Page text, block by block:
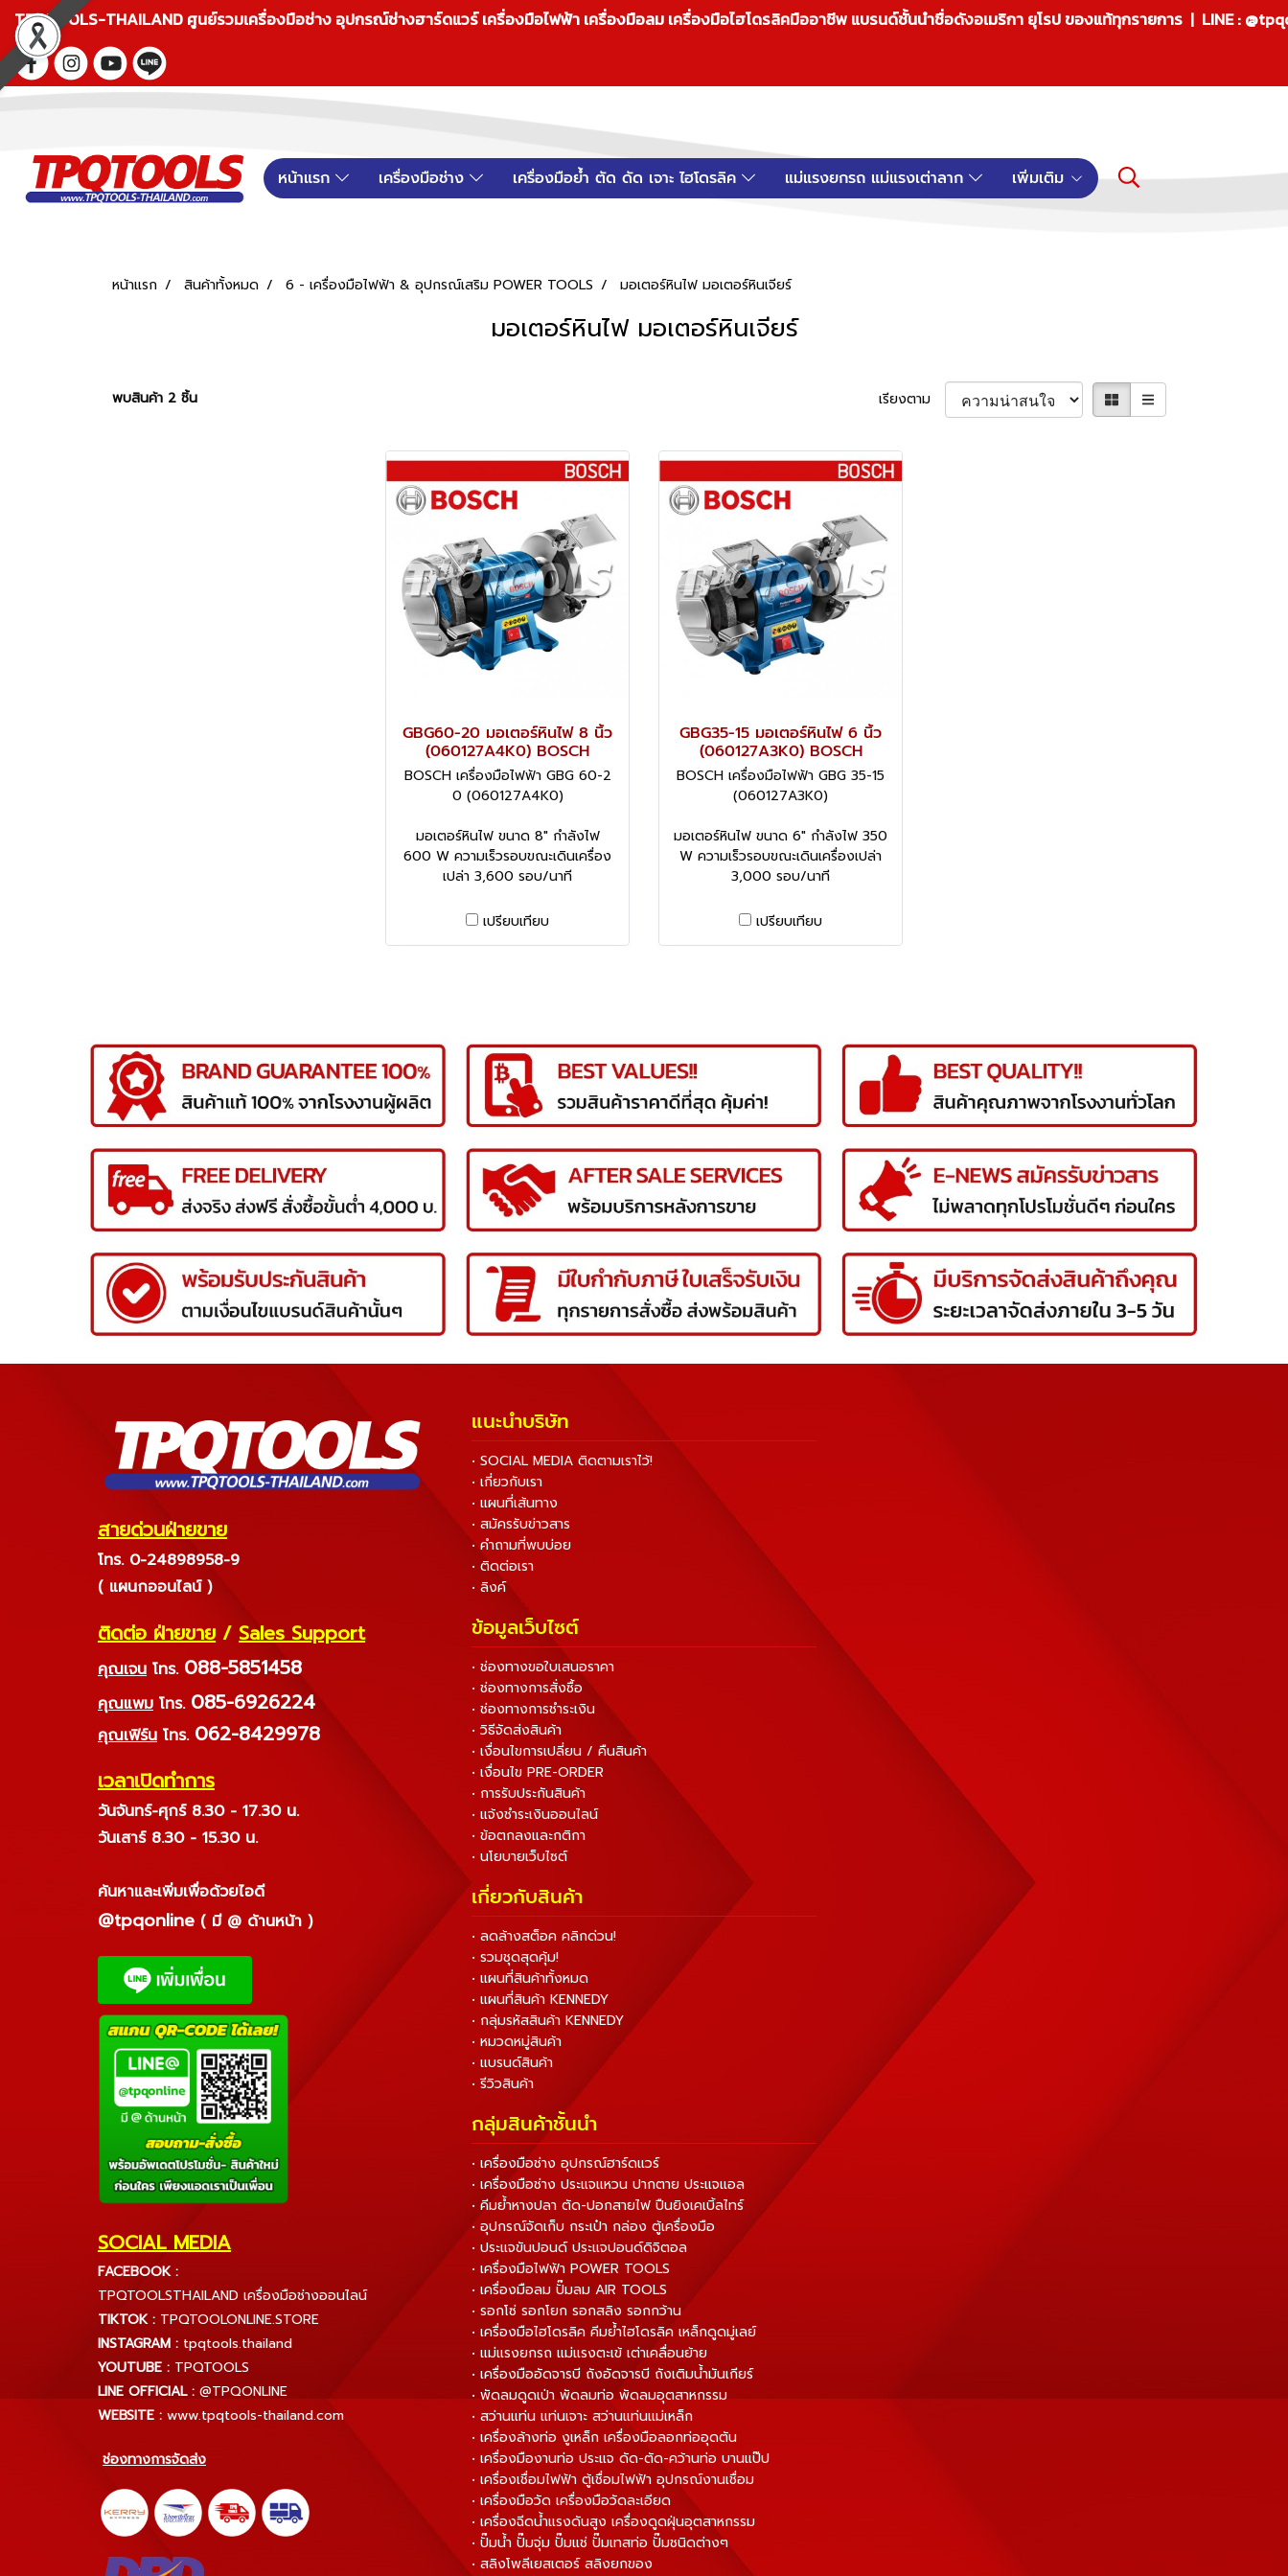
TPQTOOLS-THAILAND ศูนย์รวมเครื่องมือช่าง อุปกรณ์ช่างฮาร์ดแวร์ เครื่องมือไฟฟ้า เครื่องมือลม เครื่องมือไฮโดรลิคมืออาชีพ แบรนด์ชั้นนำชื่อดังอเมริกา ยุโรป ของแท้ทุกรายการ | LINE :
หน้าแรก เครื่องมือช่าง เครื่องมือย้ำ ตัด ดัด เจาะ ไฮโดรลิค แม่แรงยกรถ แม่แรงเต่าลาก เพิ่มเติม
หน้าแรก สินค้าทั้งหมด 6 - เครื่องมือไฟฟ้า & อุปกรณ์เสริม POWER TOOLS มอเตอร์หินไฟ มอเตอร์หินเจียร์
มอเตอร์หินไฟ มอเตอร์หินเจียร์
พบสินค้า 2 ชิ้น เรียงตาม
GBG60-20 มอเตอร์หินไฟ 8 นิ้ว
(060127A4K0) BOSCH
BOSCH เครื่องมือไฟฟ้า GBG 60-2
0 (060127A4K0)
มอเตอร์หินไฟ ขนาด 8" กำลังไฟ
600 W ความเร็วรอบขณะเดินเครื่อง
เปล่า 3,600 รอบ/นาที
เปรียบเทียบ
GBG35-15 มอเตอร์หินไฟ 6 นิ้ว
(060127A3K0) BOSCH
BOSCH เครื่องมือไฟฟ้า GBG 35-15
(060127A3K0)
มอเตอร์หินไฟ ขนาด 6" กำลังไฟ 350
W ความเร็วรอบขณะเดินเครื่องเปล่า
3,000 รอบ/นาที
เปรียบเทียบ
สายด่วนฝ่ายขาย
โทร. 0-24898958-9
( แผนกออนไลน์ )
ติดต่อ ฝ่ายขาย / Sales Support
คุณเจน โทร. 088-5851458
คุณแพม โทร. 085-6926224
คุณเฟิร์น โทร. 062-8429978
เวลาเปิดทำการ
วันจันทร์-ศุกร์ 8.30 - 17.30 น.
วันเสาร์ 8.30 - 15.30 น.
ค้นหาและเพิ่มเพื่อด้วยไอดี
@tpqonline ( มี @ ด้านหน้า )
SOCIAL MEDIA
FACEBOOK :
TPQTOOLSTHAILAND เครื่องมือช่างออนไลน์
TIKTOK : TPQTOOLONLINE.STORE
INSTAGRAM : tpqtools.thailand
YOUTUBE : TPQTOOLS
LINE OFFICIAL : @TPQONLINE
WEBSITE : www.tpqtools-thailand.com
ช่องทางการจัดส่ง
แนะนำบริษัท
• SOCIAL MEDIA ติดตามเราไว้!
• เกี่ยวกับเรา
• แผนที่เส้นทาง
• สมัครรับข่าวสาร
• คำถามที่พบบ่อย
• ติดต่อเรา
• ลิงค์
ข้อมูลเว็บไซต์
• ช่องทางขอใบเสนอราคา
• ช่องทางการสั่งซื้อ
• ช่องทางการชำระเงิน
• วิธีจัดส่งสินค้า
• เงื่อนไขการเปลี่ยน / คืนสินค้า
• เงื่อนไข PRE-ORDER
• การรับประกันสินค้า
• แจ้งชำระเงินออนไลน์
• ข้อตกลงและกติกา
• นโยบายเว็บไซต์
เกี่ยวกับสินค้า
• ลดล้างสต็อค คลิกด่วน!
• รวมชุดสุดคุ้ม!
• แผนที่สินค้าทั้งหมด
• แผนที่สินค้า KENNEDY
• กลุ่มรหัสสินค้า KENNEDY
• หมวดหมู่สินค้า
• แบรนด์สินค้า
• รีวิวสินค้า
กลุ่มสินค้าชั้นนำ
• เครื่องมือช่าง อุปกรณ์ฮาร์ดแวร์
• เครื่องมือช่าง ประแจแหวน ปากตาย ประแจแอล
• คีมย้ำหางปลา ตัด-ปอกสายไฟ ปืนยิงเคเบิ้ลไทร์
• อุปกรณ์จัดเก็บ กระเป๋า กล่อง ตู้เครื่องมือ
• ประแจขันปอนด์ ประแจปอนด์ดิจิตอล
• เครื่องมือไฟฟ้า POWER TOOLS
• เครื่องมือลม ปั๊มลม AIR TOOLS
• รอกโซ่ รอกโยก รอกสลิง รอกกว้าน
• เครื่องมือไฮโดรลิค คีมย้ำไฮโดรลิค เหล็กดูดมู่เลย์
• แม่แรงยกรถ แม่แรงตะเข้ เต่าเคลื่อนย้าย
• เครื่องมืออัดจารบี ถังอัดจารบี ถังเติมน้ำมันเกียร์
• พัดลมดูดเป่า พัดลมท่อ พัดลมอุตสาหกรรม
• สว่านแท่น แท่นเจาะ สว่านแท่นแม่เหล็ก
• เครื่องล้างท่อ งูเหล็ก เครื่องมือลอกท่ออุดตัน
• เครื่องมืองานท่อ ประแจ ดัด-ตัด-คว้านท่อ บานแป๊ป
• เครื่องเชื่อมไฟฟ้า ตู้เชื่อมไฟฟ้า อุปกรณ์งานเชื่อม
• เครื่องมือวัด เครื่องมือวัดละเอียด
• เครื่องฉีดน้ำแรงดันสูง เครื่องดูดฝุ่นอุตสาหกรรม
• ปั๊มน้ำ ปั๊มจุ่ม ปั๊มแช่ ปั๊มเทสท่อ ปั๊มชนิดต่างๆ
• สลิงโพลีเยสเตอร์ สลิงยกของ